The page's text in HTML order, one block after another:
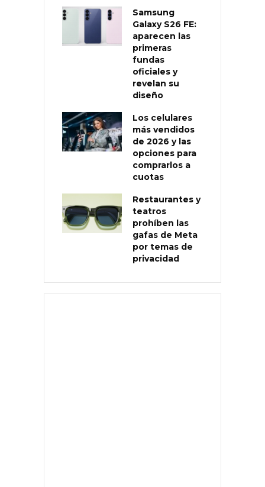
Samsung
Galaxy S26 FE:
aparecen las
primeras
fundas
oficiales y
revelan su
diseño
Los celulares
más vendidos
de 2026 y las
opciones para
comprarlos a
cuotas
Restaurantes y
teatros
prohíben las
gafas de Meta
por temas de
privacidad